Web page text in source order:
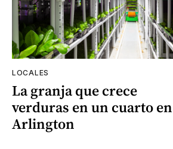
LOCALES
La granja que crece
verduras en un cuarto en
Arlington